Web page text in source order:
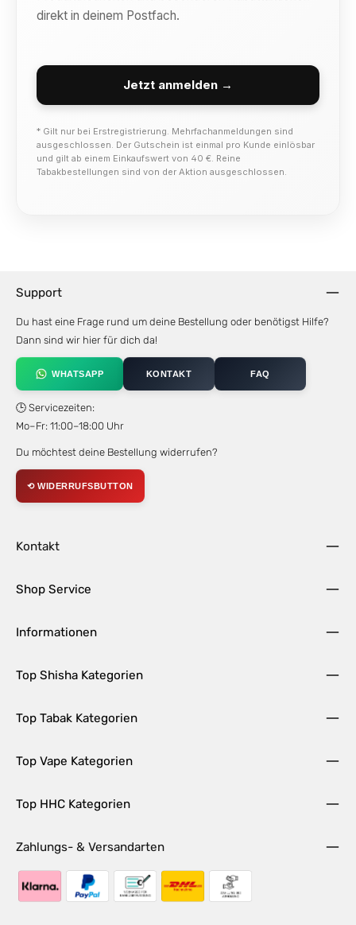
direkt in deinem Postfach.
Jetzt anmelden →
* Gilt nur bei Erstregistrierung. Mehrfachanmeldungen sind
ausgeschlossen. Der Gutschein ist einmal pro Kunde einlösbar
und gilt ab einem Einkaufswert von 40 €. Reine
Tabakbestellungen sind von der Aktion ausgeschlossen.
Support
Du hast eine Frage rund um deine Bestellung oder benötigst Hilfe?
Dann sind wir hier für dich da!
WHATSAPP KONTAKT FAQ
🕒 Servicezeiten:
Mo–Fr: 11:00–18:00 Uhr
Du möchtest deine Bestellung widerrufen?
⟲ WIDERRUFSBUTTON
Kontakt
Shop Service
Informationen
Top Shisha Kategorien
Top Tabak Kategorien
Top Vape Kategorien
Top HHC Kategorien
Zahlungs- & Versandarten